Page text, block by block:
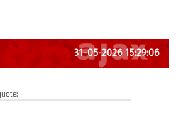
31-05-2026 15:29:06